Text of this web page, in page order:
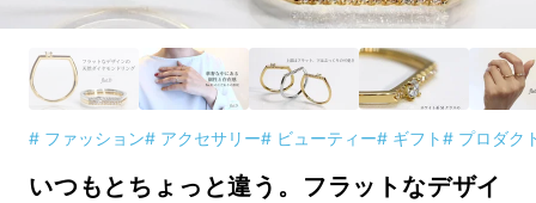
# ファッション# アクセサリー# ビューティー# ギフト# プロダク
いつもとちょっと違う。フラットなデザイ